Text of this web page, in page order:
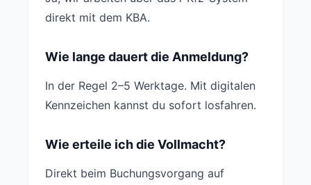
direkt mit dem KBA.
Wie lange dauert die Anmeldung?
In der Regel 2–5 Werktage. Mit digitalen
Kennzeichen kannst du sofort losfahren.
Wie erteile ich die Vollmacht?
Direkt beim Buchungsvorgang auf